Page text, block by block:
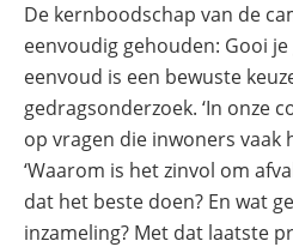
De kernboodschap van de
eenvoudig gehouden: Gooi
eenvoud is een bewuste
gedragsonderzoek. ‘In onze
op vragen die inwoners vaak
‘Waarom is het zinvol om
dat het beste doen? En wat
inzameling? Met dat laatste